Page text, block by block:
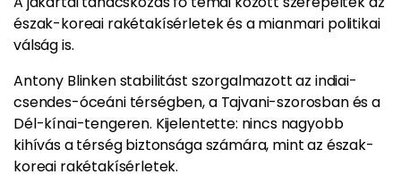
észak-koreai rakétakísérletek és a mianmari politikai
válság is.
Antony Blinken stabilitást szorgalmazott az indiai-
csendes-óceáni térségben, a Tajvani-szorosban és a
Dél-kínai-tengeren. Kijelentette: nincs nagyobb
kihívás a térség biztonsága számára, mint az észak-
koreai rakétakísérletek.